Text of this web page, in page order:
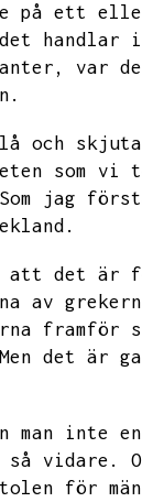
på ett
handlar
var
och
som vi
Som jag
att det
av
framför
Men det är
man inte
så vidare.
för